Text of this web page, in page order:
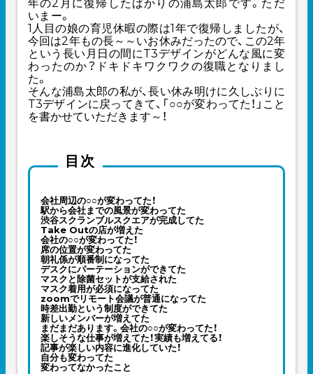
年の2月に復帰したばかりの浦島太郎です。ただ
いまー。
1人目の娘の育児休暇の際は1年で復帰しましたが、
今回は2年もの長～～いお休みだったので、この2年
という長い月日の間にT3デザインがどんな風に変
わったのか？ドキドキワクワクの復職となりまし
た。
そんな浦島太郎の私が、長い休み明けに久しぶりに
T3デザインに戻ってきて、「○○が変わってた！」こと
を書かせていただきます～！
目次
会社周辺の○○が変わってた！
駅から会社までの風景が変わってた
渋谷スクランブルスクエアが完成してた
Take Outの店が増えた
会社の○○が変わってた！
席の位置が変わってた
朝礼係が順番制になってた
デスクにパーテーションができてた
マスクと除菌セットが支給された
マスク着用が必須になってた
zoomでリモート会議が普通になってた
時差出勤という制度ができてた
新しいメンバーが増えてた
まだまだあります。会社の○○が変わってた！
楽しそうな仕事が増えてた！実績も増えてる！
記事が楽しい内容に進化していた！
自分も変わってた
変わってなかったこと